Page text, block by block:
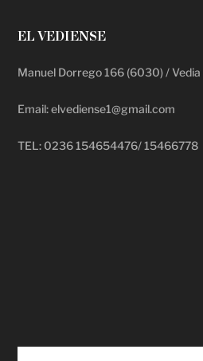
EL VEDIENSE
Manuel Dorrego 166 (6030) /
Email: elvediense1@gmail.com
TEL: 0236 154654476/ 15466778